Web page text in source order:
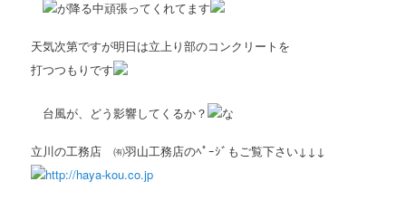
が降る中頑張ってくれてます
天気次第ですが明日は立上り部のコンクリートを
打つつもりです
台風が、どう影響してくるか？ な
立川の工務店 ㈲羽山工務店のﾍﾟｰｼﾞもご覧下さい↓↓↓
http://haya-kou.co.jp